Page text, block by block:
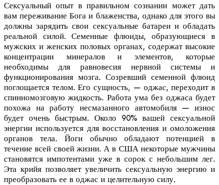
Сексуальный опыт в правильном сознании может дать
вам переживание Бога и блаженства, однако для этого вы
должны зарядить свои сексуальные батареи и обладать
реальной силой. Семенные флюиды, образующиеся в
мужских и женских половых органах, содержат высокие
концентрации минералов и элементов, которые
необходимы для равновесия нервной системы и
функционирования мозга. Созревший семенной флюид
поглощается телом. Его сущность, — оджас, переходит в
спинномозговую жидкость. Работа ума без оджаса будет
похожа на работу несмазанного автомобиля — износ
будет очень быстрым. Около 90% вашей сексуальной
энергии используется для восстановления и омоложения
органов тела. Йоги обычно обладают потенцией в
течение всей своей жизни. А в США некоторые мужчины
становятся импотентами уже в сорок с небольшим лег.
Эта крийя позволяет увеличить сексуальную энергию и
преобразовать ее в оджас и целительную силу.